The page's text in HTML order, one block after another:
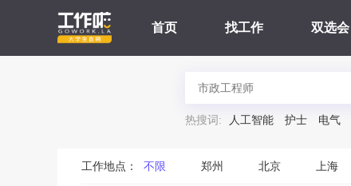
首页 找工作 双选会
热搜词: 人工智能 护士 电气
工作地点： 不限 郑州 北京 上海